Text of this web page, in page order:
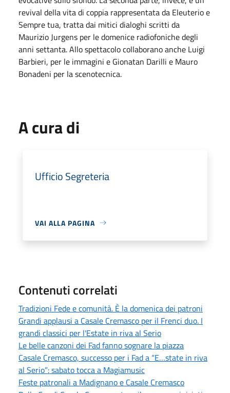
revival della vita di coppia rappresentata da Eleuterio e
Sempre tua, tratta dai mitici dialoghi scritti da
Maurizio Jurgens per le domenice radiofoniche degli
anni settanta. Allo spettacolo collaborano anche Luigi
Barbieri, per le immagini e Gionatan Darilli e Mauro
Bonadeni per la scenotecnica.
A cura di
Ufficio Segreteria
VAI ALLA PAGINA
Contenuti correlati
Tradizioni Fede e comunità. È la domenica dei patroni
Grandi applausi a Casale Cremasco per il Frenci duo. I
grandi classici per l'Estate in riva al Serio
Le belle canzoni dei Fad fanno sognare la piazza
Casale Cremasco, successo per i Fad a “E…state in riva
al Serio”: sabato tocca a Magiamusic
Feste patronali a Madignano e Casale Cremasco